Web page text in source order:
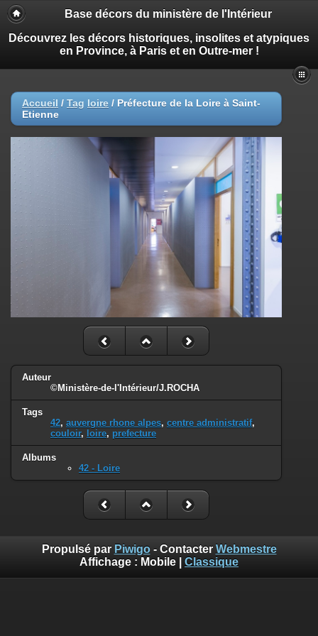
Base décors du ministère de l'Intérieur
Découvrez les décors historiques, insolites et atypiques
en Province, à Paris et en Outre-mer !
Accueil / Tag loire / Préfecture de la Loire à Saint-
Etienne
Auteur
©Ministère-de-l'Intérieur/J.ROCHA
Tags
42, auvergne rhone alpes, centre administratif,
couloir, loire, prefecture
Albums
42 - Loire
Propulsé par Piwigo- Contacter Webmestre
Affichage : Mobile Classique